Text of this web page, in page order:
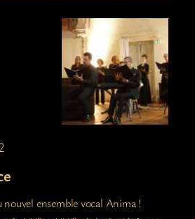
ensemble vocal Anima !